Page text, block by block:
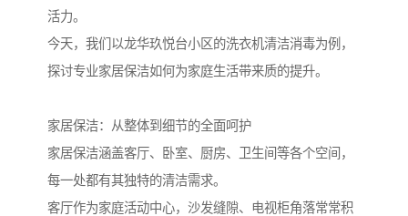
活力。
今天，我们以龙华玖悦台小区的洗衣机清洁消毒为例，
探讨专业家居保洁如何为家庭生活带来质的提升。
家居保洁：从整体到细节的全面呵护
家居保洁涵盖客厅、卧室、厨房、卫生间等各个空间，
每一处都有其独特的清洁需求。
客厅作为家庭活动中心，沙发缝隙、电视柜角落常常积